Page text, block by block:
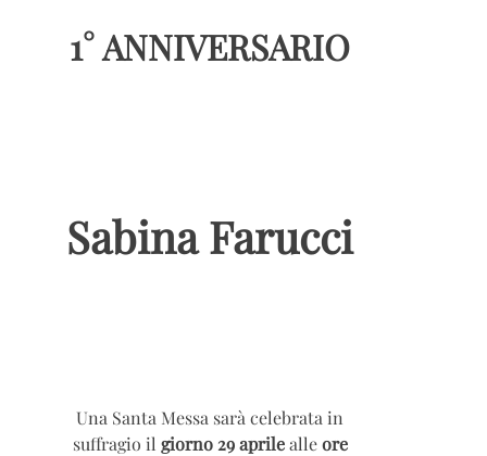
1° ANNIVERSARIO
Sabina Farucci
Una Santa Messa sarà celebrata in
suffragio il giorno 29 aprilealleore